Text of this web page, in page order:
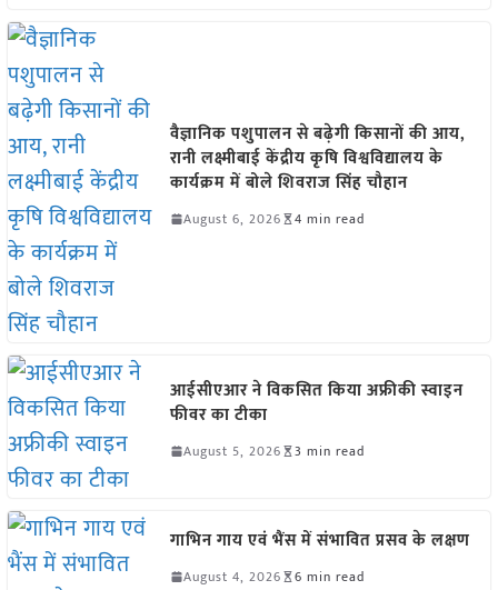
वैज्ञानिक पशुपालन से बढ़ेगी किसानों की आय,
रानी लक्ष्मीबाई केंद्रीय कृषि विश्वविद्यालय के
कार्यक्रम में बोले शिवराज सिंह चौहान
August 6, 2026 4 min read
आईसीएआर ने विकसित किया अफ्रीकी स्वाइन
फीवर का टीका
August 5, 2026 3 min read
गाभिन गाय एवं भैंस में संभावित प्रसव के लक्षण
August 4, 2026 6 min read